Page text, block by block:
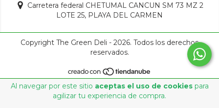
Al navegar por este sitio aceptas el uso de cookiespara
agilizar tu experiencia de compra.
Carretera federal CHETUMAL CANCUN SM 73 MZ 2
LOTE 25, PLAYA DEL CARMEN
Copyright The Green Deli - 2026. Todos los derechos
reservados.